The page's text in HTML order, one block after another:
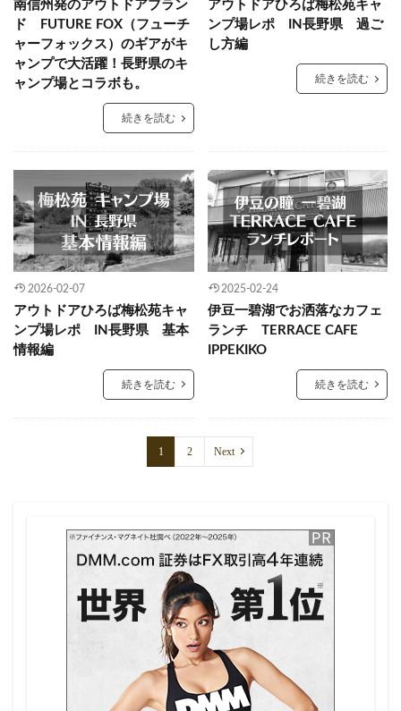
南信州発のアウトドアブラン
ド FUTURE FOX（フューチ
ャーフォックス）のギアがキ
ャンプで大活躍！長野県のキ
ャンプ場とコラボも。
続きを読む
アウトドアひろば梅松苑キャ
ンプ場レポ IN長野県 過ご
し方編
続きを読む
2026-02-07
アウトドアひろば梅松苑キャ
ンプ場レポ IN長野県 基本
情報編
続きを読む
2025-02-24
伊豆一碧湖でお洒落なカフェ
ランチ TERRACE CAFE
IPPEKIKO
続きを読む
1 2 Next